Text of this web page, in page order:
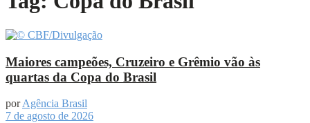
Maiores campeões, Cruzeiro e Grêmio vão às
quartas da Copa do Brasil
por Agência Brasil
7 de agosto de 2026